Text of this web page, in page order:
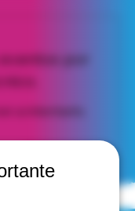
por
a intentarlo.